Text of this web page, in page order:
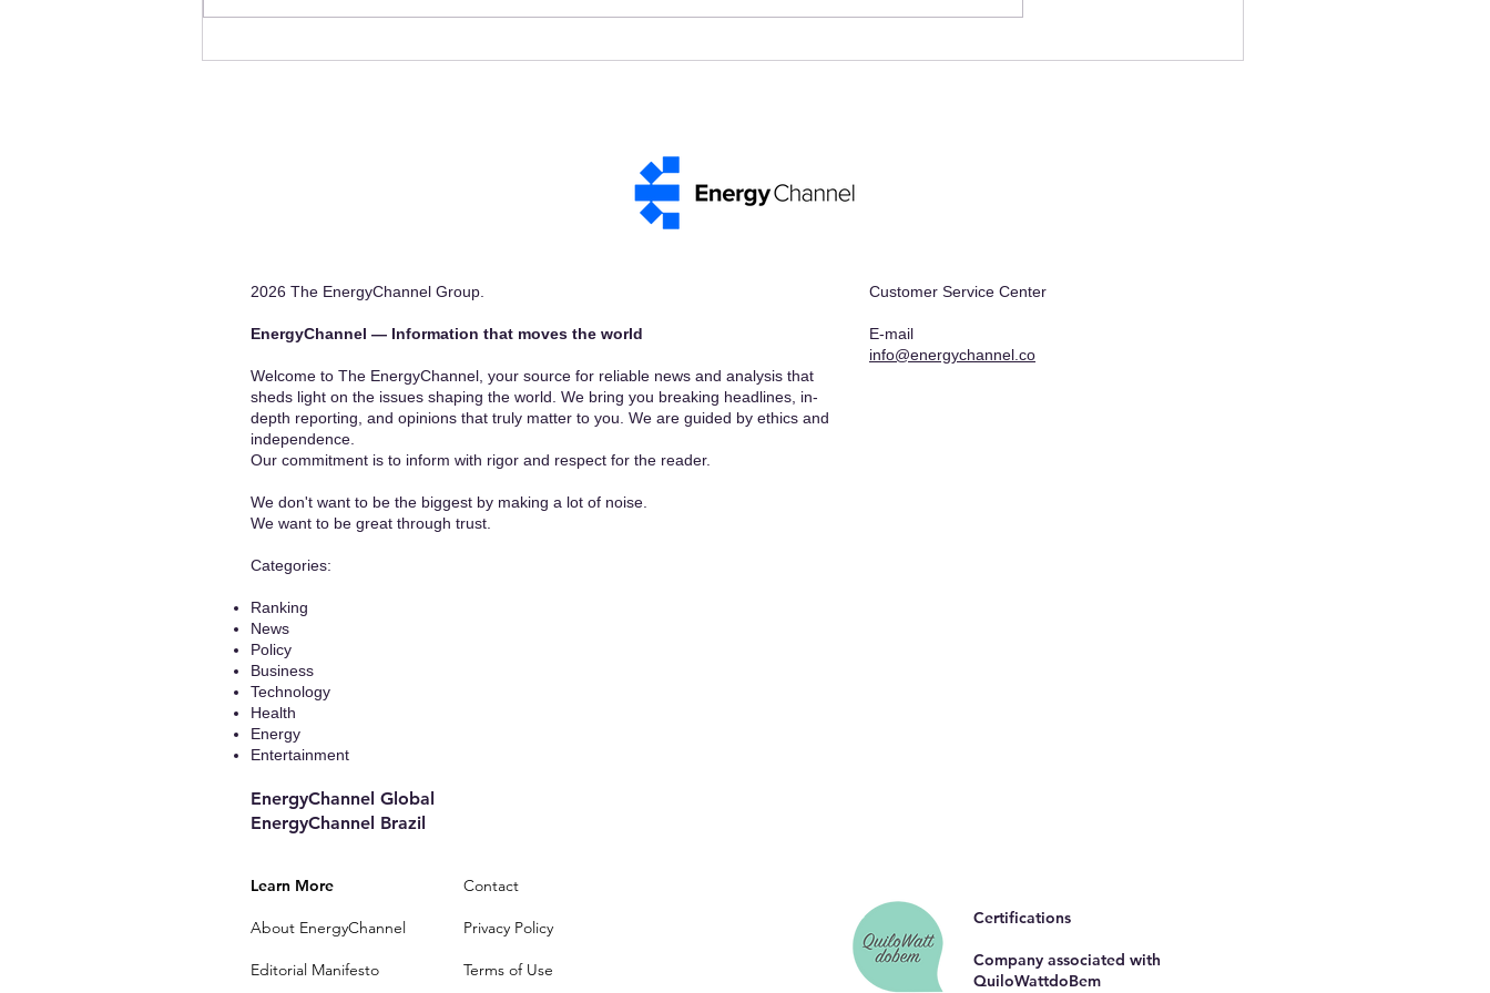
2026 The EnergyChannel Group.
EnergyChannel — Information that moves the world​
Welcome to The EnergyChannel, your source for reliable news and analysis that
sheds light on the issues shaping the world. We bring you breaking headlines, in-
depth reporting, and opinions that truly matter to you. We are guided by ethics and
independence.
Our commitment is to inform with rigor and respect for the reader.
We don't want to be the biggest by making a lot of noise.
We want to be great through trust.
​Categories:
Ranking
News
Policy
Business
Technology
Health
Energy
Entertainment
EnergyChannel Global​
EnergyChannel Brazil
Customer Service Center
E-mail
info@energychannel.co
Learn More
About EnergyChannel
Editorial Manifesto
Contact
Privacy Policy
Terms of Use
Certifications
Company associated with
QuiloWattdoBem